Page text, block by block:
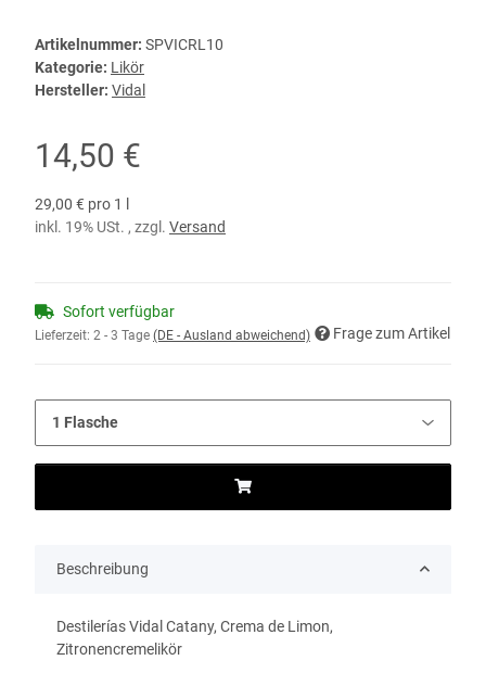
Artikelnummer: SPVICRL10
Kategorie: Likör
Hersteller: Vidal
14,50 €
29,00 € pro 1 l
inkl. 19% USt. , zzgl. Versand
Sofort verfügbar
Lieferzeit: 2 - 3 Tage (DE - Ausland abweichend) Frage zum Artikel
Beschreibung
Destilerías Vidal Catany, Crema de Limon,
Zitronencremelikör